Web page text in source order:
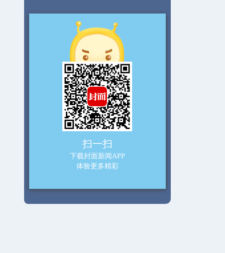
扫一扫
下载封面新闻APP
体验更多精彩